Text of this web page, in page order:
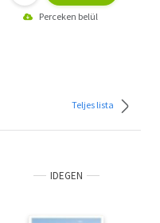
Perceken belül
Teljes lista
IDEGEN